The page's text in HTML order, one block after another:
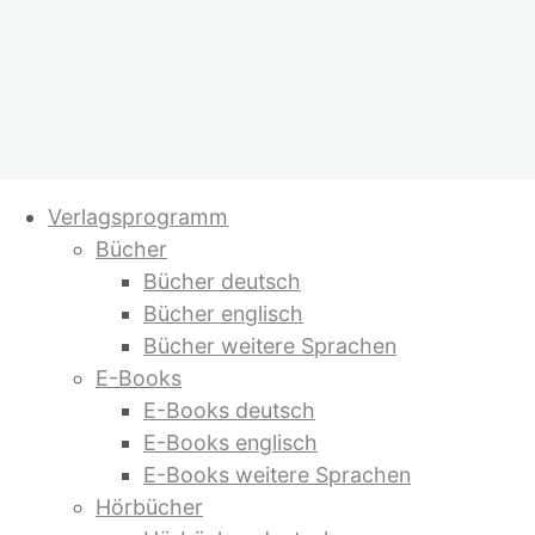
Inhalt
springen
Verlagsprogramm
Bücher
Bücher deutsch
Bücher englisch
Bücher weitere Sprachen
E-Books
E-Books deutsch
E-Books englisch
E-Books weitere Sprachen
Hörbücher